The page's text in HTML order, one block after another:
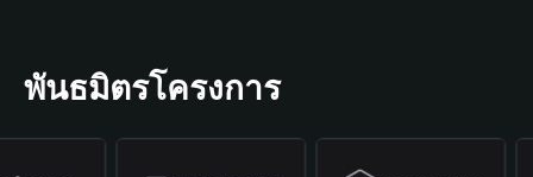
พันธมิตรโครงการ